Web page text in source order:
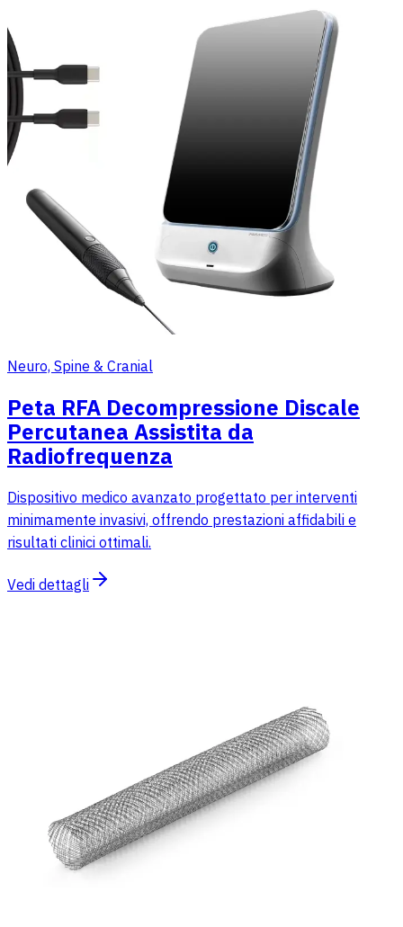
Neuro, Spine & Cranial
Peta RFA Decompressione Discale
Percutanea Assistita da
Radiofrequenza
Dispositivo medico avanzato progettato per interventi
minimamente invasivi, offrendo prestazioni affidabili e
risultati clinici ottimali.
Vedi dettagli